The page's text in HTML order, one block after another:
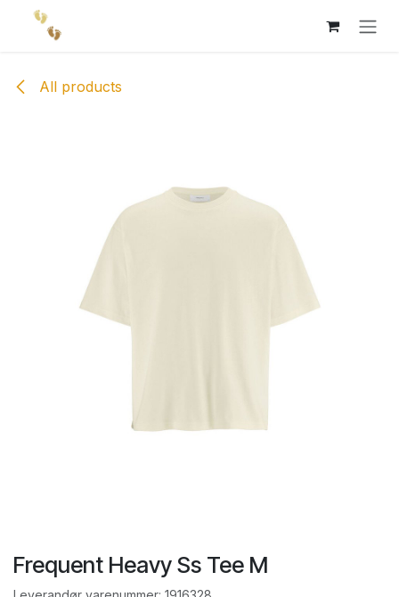
Skip to Content
All products
Frequent Heavy Ss Tee M